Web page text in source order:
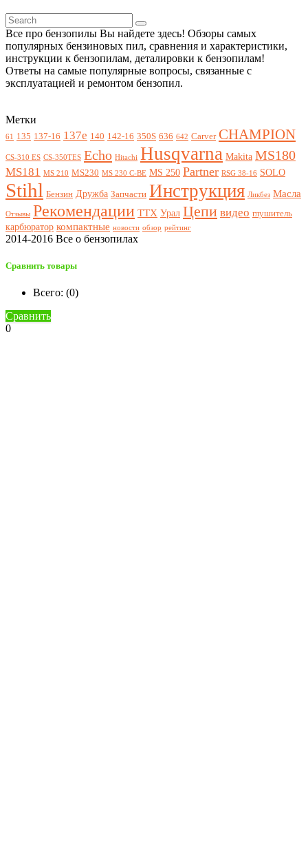
Все про бензопилы Вы найдете здесь! Обзоры самых
популярных бензиновых пил, сравнения и характеристики,
инструкции к бензопилам, деталировки к бензопилам!
Ответы на самые популярные вопросы, связанные с
эксплуатацией и ремонтом бензопил.
Метки
61 135 137-16 137e 140 142-16 350S 636 642 Carver CHAMPION
CS-310 ES CS-350TES Echo Hitachi Husqvarna Makita MS180
MS181 MS 210 MS230 MS 230 C-BE MS 250 Partner RSG 38-16 SOLO
Stihl Бензин Дружба Запчасти Инструкция Ликбез Масла
Отзывы Рекомендации ТТХ Урал Цепи видео глушитель
карбюратор компактные новости обзор рейтинг
2014-2016 Все о бензопилах
Сравнить товары
Всего: (0)
Сравнить
0